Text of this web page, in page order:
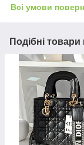
Всі умови
Подібні товари